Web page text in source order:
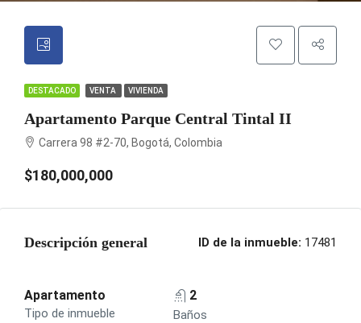
DESTACADO VENTA VIVIENDA
Apartamento Parque Central Tintal II
Carrera 98 #2-70, Bogotá, Colombia
$180,000,000
Descripción general ID de la inmueble: 17481
Apartamento
Tipo de inmueble
2
Baños